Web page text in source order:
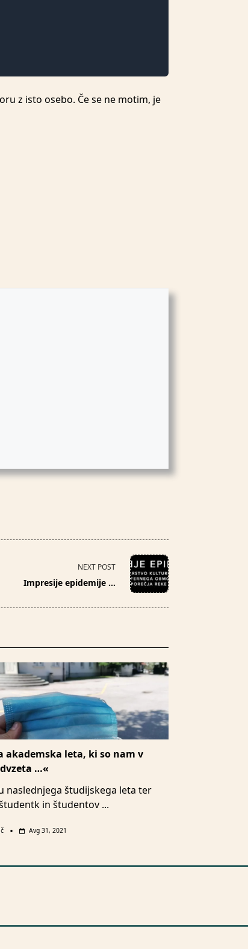
z isto osebo. Če se ne motim, je
NEXT POST
Impresije epidemije …
akademska leta, ki so nam v
…«
naslednjega študijskega leta ter
in študentov ...
Avg 31, 2021